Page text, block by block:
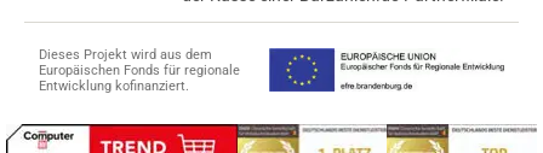
Dieses Projekt wird aus dem
Europäischen Fonds für regionale
Entwicklung kofinanziert.